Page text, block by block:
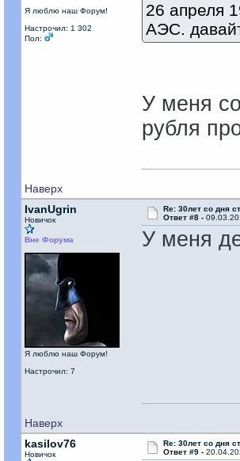
Я люблю наш Форум!
Настрочил: 1 302
Пол:
26 апреля
АЭС.
У меня
рубля
Наверх
IvanUgrin
Новичок
Вне Форума
Я люблю наш Форум!
Настрочил: 7
Re: 30лет со дня
Ответ #8 -
У меня
Наверх
kasilov76
Новичок
Re: 30лет со дня
Ответ #9 -